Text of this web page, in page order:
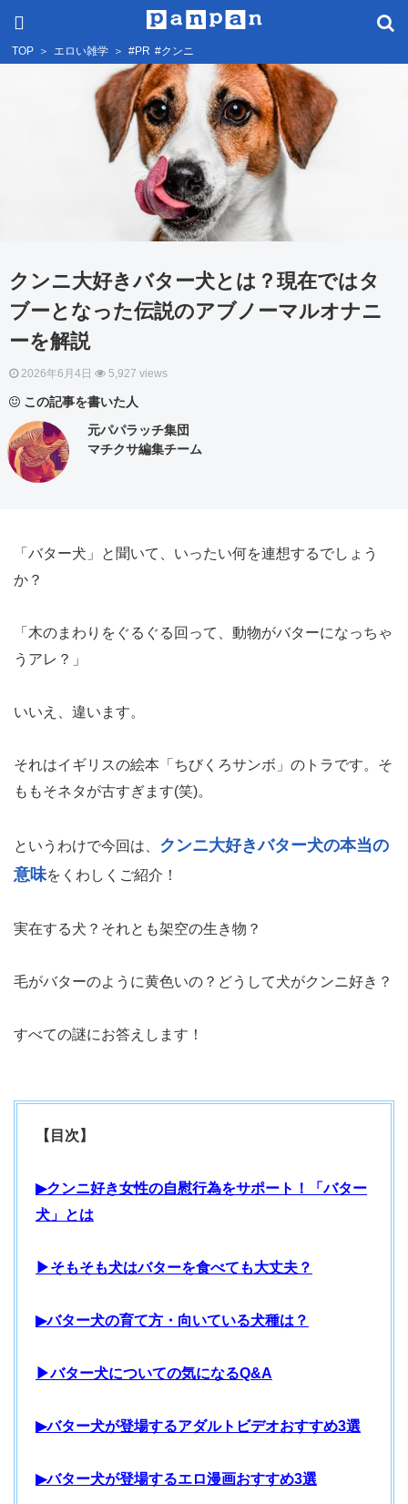
TOP ＞ エロい雑学 ＞ #PR #クンニ
クンニ大好きバター犬とは？現在ではタ
ブーとなった伝説のアブノーマルオナニ
ーを解説
2026年6月4日 5,927 views
この記事を書いた人
元パパラッチ集団
マチクサ編集チーム
「バター犬」と聞いて、いったい何を連想するでしょう
か？
「木のまわりをぐるぐる回って、動物がバターになっちゃ
うアレ？」
いいえ、違います。
それはイギリスの絵本「ちびくろサンボ」のトラです。そ
ももそネタが古すぎます(笑)。
というわけで今回は、 クンニ大好きバター犬の本当の
意味をくわしくご紹介！
実在する犬？それとも架空の生き物？
毛がバターのように黄色いの？どうして犬がクンニ好き？
すべての謎にお答えします！
【目次】
▶クンニ好き女性の自慰行為をサポート！「バター
犬」とは
▶そもそも犬はバターを食べても大丈夫？
▶バター犬の育て方・向いている犬種は？
▶バター犬についての気になるQ&A
▶バター犬が登場するアダルトビデオおすすめ3選
▶バター犬が登場するエロ漫画おすすめ3選